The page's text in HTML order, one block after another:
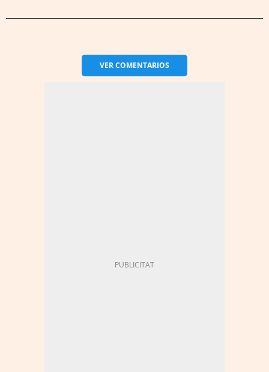
VERCOMENTARIOS